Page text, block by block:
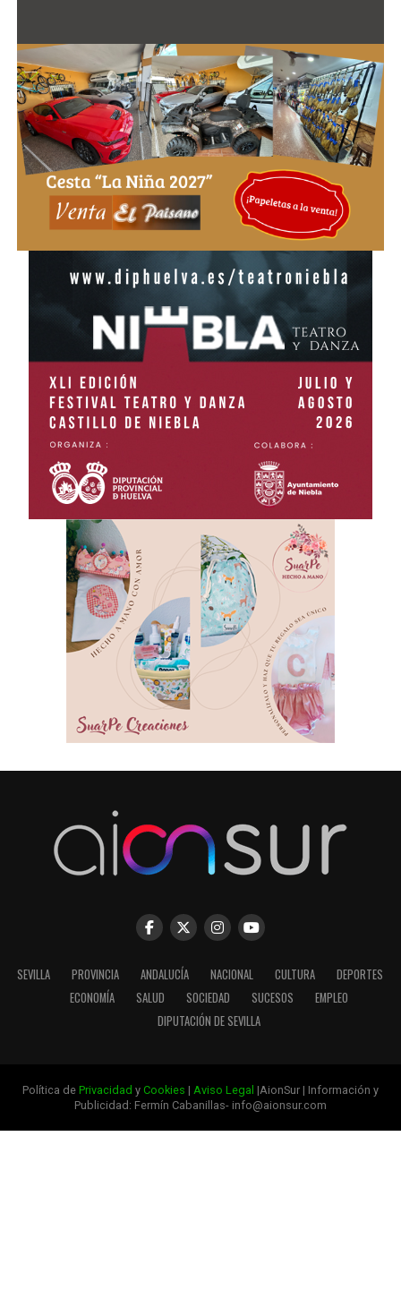
SEVILLA PROVINCIA ANDALUCÍA NACIONAL CULTURA
DEPORTES
ECONOMÍA
SALUD SOCIEDAD SUCESOS
EMPLEO
DIPUTACIÓN DE SEVILLA
Política de Privacidad y Cookies | Aviso Legal |AionSur | Información y
Publicidad: Fermín Cabanillas- info@aionsur.com